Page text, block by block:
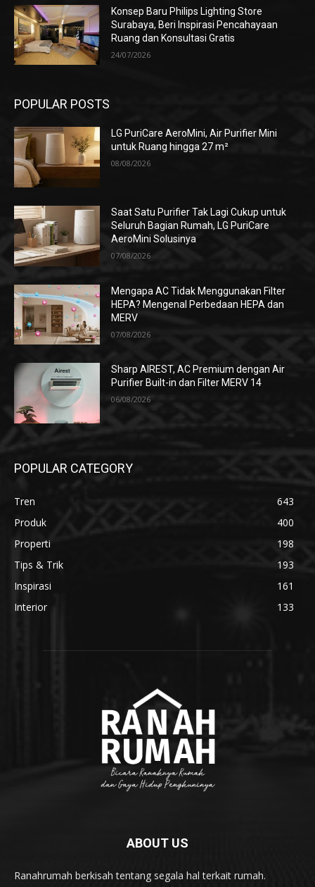
Konsep Baru Philips Lighting Store
Surabaya, Beri Inspirasi Pencahayaan
Ruang dan Konsultasi Gratis
24/07/2026
POPULAR POSTS
LG PuriCare AeroMini, Air Purifier Mini
untuk Ruang hingga 27 m²
08/08/2026
Saat Satu Purifier Tak Lagi Cukup untuk
Seluruh Bagian Rumah, LG PuriCare
AeroMini Solusinya
07/08/2026
Mengapa AC Tidak Menggunakan Filter
HEPA? Mengenal Perbedaan HEPA dan
MERV
07/08/2026
Sharp AIREST, AC Premium dengan Air
Purifier Built-in dan Filter MERV 14
06/08/2026
POPULAR CATEGORY
Tren
643
Produk
400
Properti
198
Tips & Trik
193
Inspirasi
161
Interior
133
ABOUT US
Ranahrumah berkisah tentang segala hal terkait rumah.